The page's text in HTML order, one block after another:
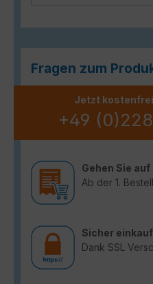
Fragen zum
Jetzt
+49
Gehen Sie
Ab der 1.
Sicher
Dank SSL